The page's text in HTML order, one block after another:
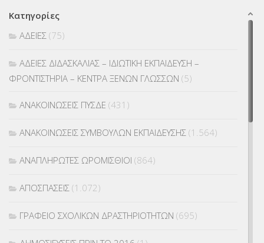
Κατηγορίες
ΑΔΕΙΕΣ (75)
ΑΔΕΙΕΣ ΔΙΔΑΣΚΑΛΙΑΣ – ΙΔΙΩΤΙΚΗ ΕΚΠΑΙΔΕΥΣΗ –
ΦΡΟΝΤΙΣΤΗΡΙΑ – ΚΕΝΤΡΑ ΞΕΝΩΝ ΓΛΩΣΣΩΝ (5)
ΑΝΑΚΟΙΝΩΣΕΙΣ ΠΥΣΔΕ (431)
ΑΝΑΚΟΙΝΩΣΕΙΣ ΣΥΜΒΟΥΛΩΝ ΕΚΠΑΙΔΕΥΣΗΣ (1.564)
ΑΝΑΠΛΗΡΩΤΕΣ ΩΡΟΜΙΣΘΙΟΙ (864)
ΑΠΟΣΠΑΣΕΙΣ (1.072)
ΓΡΑΦΕΙΟ ΣΧΟΛΙΚΩΝ ΔΡΑΣΤΗΡΙΟΤΗΤΩΝ (695)